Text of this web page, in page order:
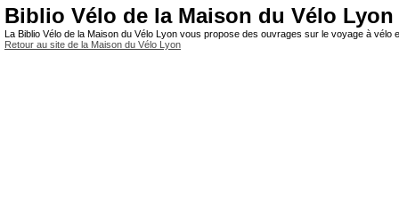
Biblio Vélo de la Maison du Vélo Lyon
La Biblio Vélo de la Maison du Vélo Lyon vous propose des ouvrages sur le voyage à
Retour au site de la Maison du Vélo Lyon